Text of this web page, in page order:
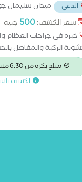
الدقي ميدان سليمان
سعر الكشف:500 جنيه
خبره فى جراحات العظام
الركبة والمفاصل
الحرارى وعلاج
والعمود الفقرى
الكليه الملكيه للجراحين
متاح بكرة من 6:30 مساءً
الكشف